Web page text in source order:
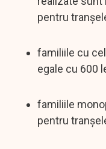
pentru
familiile cu
egale cu 600
familiile
pentru